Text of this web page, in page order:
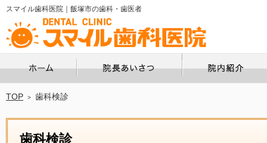
歯科検診
スマイル歯科医院｜飯塚市の歯科・歯医者
ホーム
TOP 歯科検診